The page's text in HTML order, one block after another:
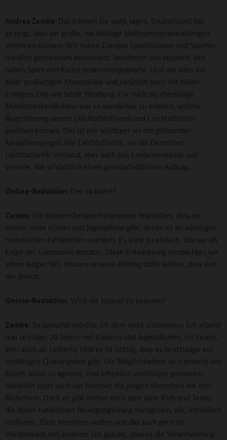
Andrea Zemke: Das können Sie wohl sagen. Deutschland hat
gezeigt, dass wir große, nachhaltige Multisportveranstaltungen
stemmen können. Wir haben Europas Sportlerinnen und Sportler
friedlich gemeinsam bewundert, beklatscht und bejubelt. Wir
haben Sport und Kultur zusammengebracht. Und das alles mit
einer großartigen Atmosphäre und natürlich auch mit tollen
Erfolgen. Das war beste Werbung. Für mich als ehemalige
Mittelstreckenläuferin war es wunderbar zu erleben, welche
Begeisterung unsere Leichtathletinnen und Leichtathleten
auslösen können. Das ist mir wichtiger als ein glänzender
Medaillenspiegel. Die Leichtathletik, wir als Deutscher
Leichtathletik-Verband, aber auch alle Landesverbände und
Vereine, hat schließlich einen gesellschaftlichen Auftrag.
Online-Redaktion: Der da lautet?
Zemke: Wir müssen bedauerlicherweise feststellen, dass es
immer mehr Kinder und Jugendliche gibt, denen es an wichtigen
motorischen Fähigkeiten mangelt. Es wäre zu einfach, das nur als
Folge der Coronazeit abzutun. Diese Entwicklung beobachten wir
schon länger. Wir müssen unseren Beitrag dafür leisten, dass sich
das ändert.
Online-Redaktion: Wird die Jugend zu bequem?
Zemke:
So pauschal möchte ich dem nicht zustimmen. Ich arbeite
nun seit über 20 Jahren mit Kindern und Jugendlichen, im Verein,
aber auch als Lehrerin. Und es ist richtig, dass es heutzutage ein
vielfältiges Querangebot gibt. Die Möglichkeiten, sich jenseits des
Sports sozial zu agieren, sind erheblich vielfältiger geworden.
Natürlich lockt auch das Internet die jungen Menschen vor den
Bildschirm. Doch es gibt immer noch sehr viele Kids und Teens,
die ihrem natürlichen Bewegungsdrang nachgehen, die, intrinsisch
motiviert, Ziele erreichen wollen und das auch gern im
Wettbewerb mit anderen. Ich glaube, dass es die Verantwortung